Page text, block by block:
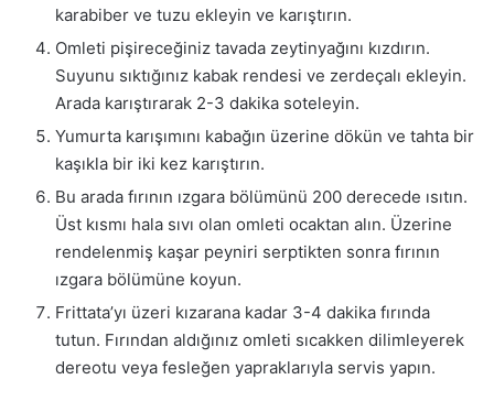
karabiber ve tuzu ekleyin ve karıştırın.
Omleti pişireceğiniz tavada zeytinyağını kızdırın.
Suyunu sıktığınız kabak rendesi ve zerdeçalı ekleyin.
Arada karıştırarak 2-3 dakika soteleyin.
Yumurta karışımını kabağın üzerine dökün ve tahta bir
kaşıkla bir iki kez karıştırın.
Bu arada fırının ızgara bölümünü 200 derecede ısıtın.
Üst kısmı hala sıvı olan omleti ocaktan alın. Üzerine
rendelenmiş kaşar peyniri serptikten sonra fırının
ızgara bölümüne koyun.
Frittata’yı üzeri kızarana kadar 3-4 dakika fırında
tutun. Fırından aldığınız omleti sıcakken dilimleyerek
dereotu veya fesleğen yapraklarıyla servis yapın.